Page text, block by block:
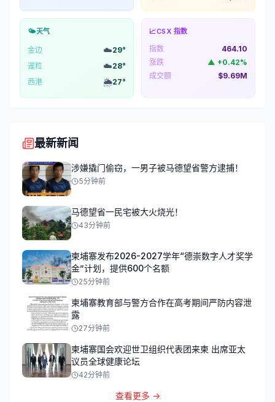
🌤️天气
金边 ☁️29°
暹粒
☁️28°
西港
🌦️27°
📈CSX 指数
指数
464.10
涨跌
▲ +0.42%
成交额
$9.69M
最新新闻
涉嫌撬门偷窃，一男子被马德望省警方逮捕！
5分钟前
马德望省一民宅被大火烧光！
43分钟前
柬埔寨发布2026-2027学年“德崇数字人才奖学
金”计划，提供600个名额
25分钟前
柬埔寨教育部与警方合作在高考期间严防内容泄
露
27分钟前
柬埔寨国会欢迎世卫组织代表团来柬 出席亚太
议员全球健康论坛
42分钟前
查看更多 →